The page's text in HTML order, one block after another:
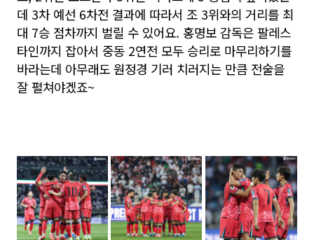
데 3차 예선 6차전 결과에 따라서 조 3위와의 거리를 최
대 7승 점차까지 벌릴 수 있어요. 홍명보 감독은 팔레스
타인까지 잡아서 중동 2연전 모두 승리로 마무리하기를
바라는데 아무래도 원정경 기러 치러지는 만큼 전술을
잘 펼쳐야겠죠~